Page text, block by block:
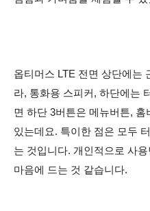
옵티머스 LTE 전면 상단에는
라, 통화용 스피커, 하단에는
면 하단 3버튼은 메뉴버튼,
있는데요. 특이한 점은 모두
는 것입니다. 개인적으로 사
마음에 드는 것 같습니다.